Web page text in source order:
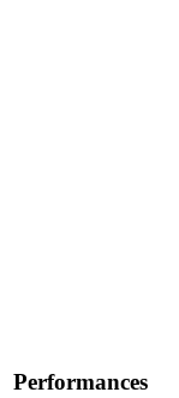
Performances